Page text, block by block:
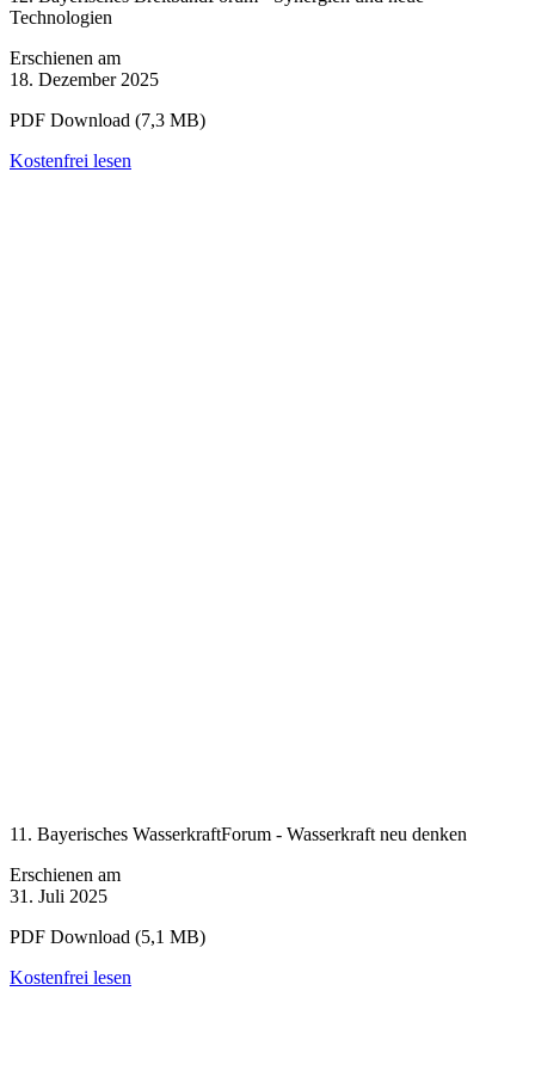
Technologien
Erschienen am
18. Dezember 2025
PDF Download (7,3 MB)
Kostenfrei lesen
11. Bayerisches WasserkraftForum - Wasserkraft neu denken
Erschienen am
31. Juli 2025
PDF Download (5,1 MB)
Kostenfrei lesen